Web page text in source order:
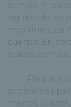
común.
rigidez de los
movimientos.
cuerpo. En
brazos como
· Parálisis
problemas
manos,